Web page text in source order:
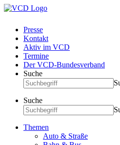
Presse
Kontakt
Aktiv im VCD
Termine
Der VCD-Bundesverband
Suche
Suche
Themen
Auto & Straße